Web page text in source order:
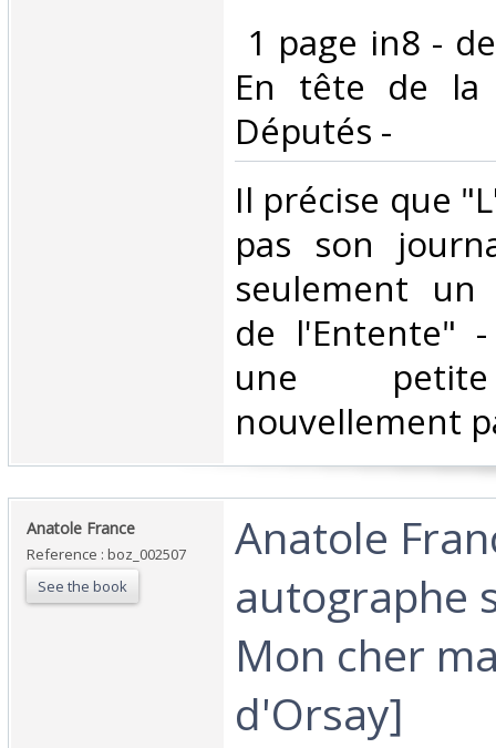
1 page in8 -
En tête de la
Députés -‎
‎Il précise que
pas son
seulement un
de l'Entente"
une
nouvellement
‎Anatole France‎
Reference : boz_002507
See the book
‎Anatole
autographe
Mon cher
d'Orsay]‎